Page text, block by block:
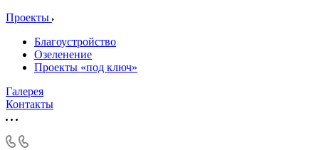
Проекты
Благоустройство
Озеленение
Проекты «под ключ»
Галерея
Контакты